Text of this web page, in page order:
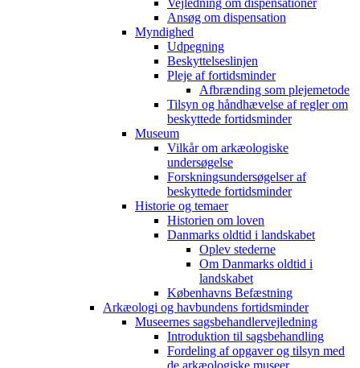
Vejledning om dispensationer
Ansøg om dispensation
Myndighed
Udpegning
Beskyttelseslinjen
Pleje af fortidsminder
Afbrænding som plejemetode
Tilsyn og håndhævelse af regler om
beskyttede fortidsminder
Museum
Vilkår om arkæologiske
undersøgelse
Forskningsundersøgelser af
beskyttede fortidsminder
Historie og temaer
Historien om loven
Danmarks oldtid i landskabet
Oplev stederne
Om Danmarks oldtid i
landskabet
Københavns Befæstning
Arkæologi og havbundens fortidsminder
Museernes sagsbehandlervejledning
Introduktion til sagsbehandling
Fordeling af opgaver og tilsyn med
de arkæologiske museer